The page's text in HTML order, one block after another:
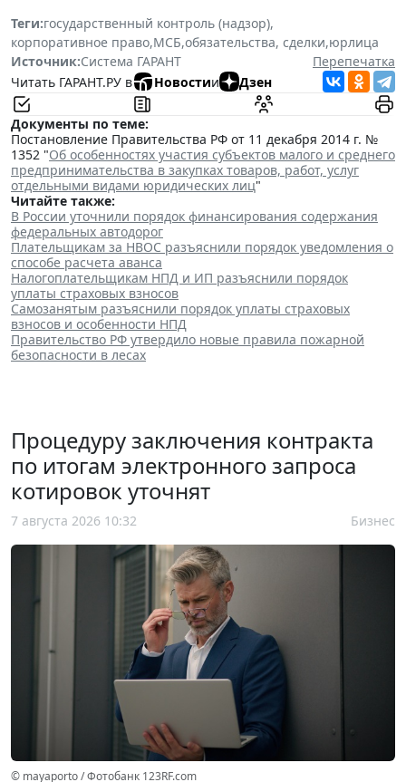
Теги:государственный контроль (надзор),
корпоративное право,МСБ,обязательства, сделки,юрлица
Источник:Система ГАРАНТ
Перепечатка
Читать ГАРАНТ.РУ в
Новостии Дзен
Документы по теме:
Постановление Правительства РФ от 11 декабря 2014 г. №
1352 "Об особенностях участия субъектов малого и среднего
предпринимательства в закупках товаров, работ, услуг
отдельными видами юридических лиц"
Читайте также:
В России уточнили порядок финансирования содержания
федеральных автодорог
Плательщикам за НВОС разъяснили порядок уведомления о
способе расчета аванса
Налогоплательщикам НПД и ИП разъяснили порядок
уплаты страховых взносов
Самозанятым разъяснили порядок уплаты страховых
взносов и особенности НПД
Правительство РФ утвердило новые правила пожарной
безопасности в лесах
Процедуру заключения контракта
по итогам электронного запроса
котировок уточнят
7 августа 2026 10:32 Бизнес
© mayaporto / Фотобанк 123RF.com